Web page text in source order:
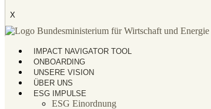
X
IMPACT NAVIGATOR TOOL
ONBOARDING
UNSERE VISION
ÜBER UNS
ESG IMPULSE
ESG Einordnung